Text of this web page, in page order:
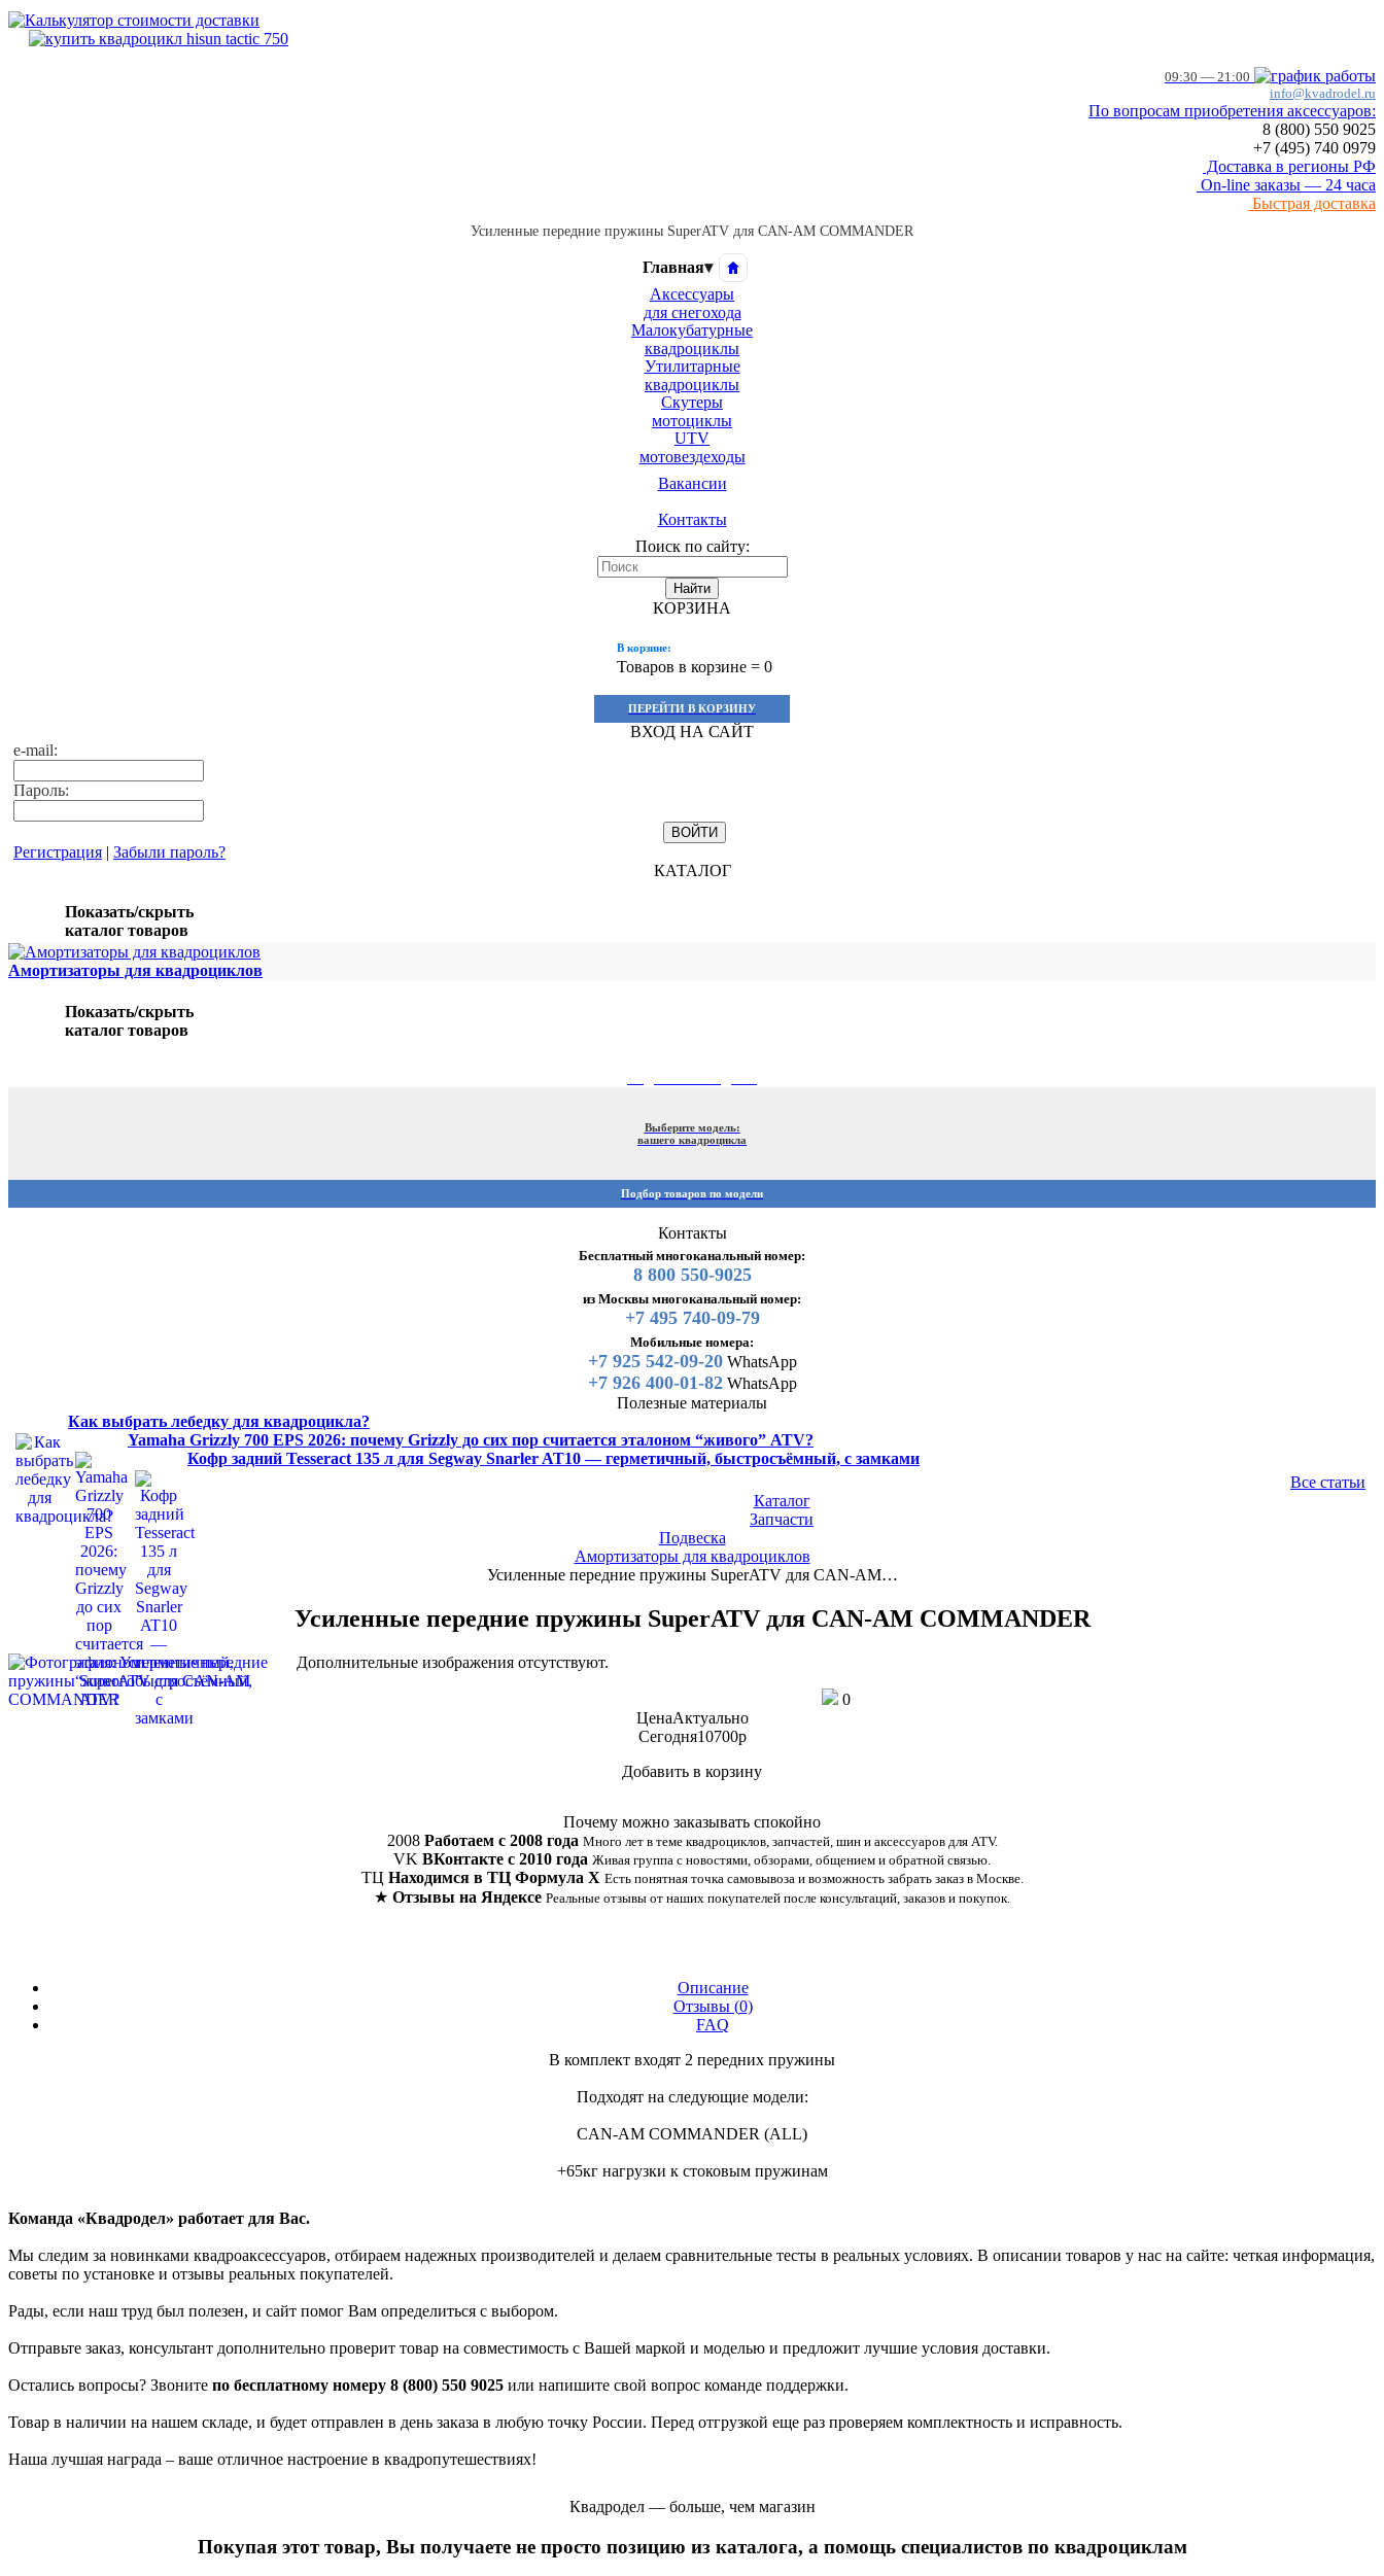
09:30 — 21:00
info@kvadrodel.ru
По вопросам приобретения аксессуаров:
8 (800) 550 9025
+7 (495) 740 0979
Доставка в регионы РФ
On-line заказы — 24 часа
Быстрая доставка
Усиленные передние пружины SuperATV для CAN-AM COMMANDER
Главная▾
Аксессуары
для снегохода
Малокубатурные
квадроциклы
Утилитарные
квадроциклы
Скутеры
мотоциклы
UTV
мотовездеходы
Вакансии
Контакты
Поиск по сайту:
Найти
КОРЗИНА
В корзине:
Товаров в корзине = 0
ПЕРЕЙТИ В КОРЗИНУ
ВХОД НА САЙТ
e-mail:
Пароль:
Регистрация | Забыли пароль?
КАТАЛОГ
Показать/скрыть
каталог товаров
Амортизаторы для квадроциклов
Показать/скрыть
каталог товаров
Выберите модель:
вашего квадроцикла
Подбор товаров по модели
Контакты
Бесплатный многоканальный номер:
8 800 550-9025
из Москвы многоканальный номер:
+7 495 740-09-79
Мобильные номера:
+7 925 542-09-20WhatsApp
+7 926 400-01-82WhatsApp
Полезные материалы
Как выбрать лебедку для квадроцикла?
Yamaha Grizzly 700 EPS 2026: почему Grizzly до сих пор считается эталоном “живого” ATV?
Кофр задний Tesseract 135 л для Segway Snarler AT10 — герметичный, быстросъёмный, с замками
Все статьи
Каталог
Запчасти
Подвеска
Амортизаторы для квадроциклов
Усиленные передние пружины SuperATV для CAN-AM…
Усиленные передние пружины SuperATV для CAN-AM COMMANDER
Дополнительные изображения отсутствуют.
0
ЦенаАктуально
Сегодня10700p
Добавить в корзину
Почему можно заказывать спокойно
2008 Работаем с 2008 года Много лет в теме квадроциклов, запчастей, шин и аксессуаров для ATV.
VK ВКонтакте с 2010 года Живая группа с новостями, обзорами, общением и обратной связью.
ТЦ Находимся в ТЦ Формула Х Есть понятная точка самовывоза и возможность забрать заказ в Москве.
★ Отзывы на Яндексе Реальные отзывы от наших покупателей после консультаций, заказов и покупок.
Описание
Отзывы (0)
FAQ
В комплект входят 2 передних пружины
Подходят на следующие модели:
CAN-AM COMMANDER (ALL)
+65кг нагрузки к стоковым пружинам
Команда «Квадродел» работает для Вас.
Мы следим за новинками квадроаксессуаров, отбираем надежных производителей и делаем сравнительные тесты в реальных условиях. В описании товаров у нас на сайте: четкая информация,
советы по установке и отзывы реальных покупателей.
Рады, если наш труд был полезен, и сайт помог Вам определиться с выбором.
Отправьте заказ, консультант дополнительно проверит товар на совместимость с Вашей маркой и моделью и предложит лучшие условия доставки.
Остались вопросы? Звоните по бесплатному номеру 8 (800) 550 9025 или напишите свой вопрос команде поддержки.
Товар в наличии на нашем складе, и будет отправлен в день заказа в любую точку России. Перед отгрузкой еще раз проверяем комплектность и исправность.
Наша лучшая награда – ваше отличное настроение в квадропутешествиях!
Квадродел — больше, чем магазин
Покупая этот товар, Вы получаете не просто позицию из каталога, а помощь специалистов по квадроциклам